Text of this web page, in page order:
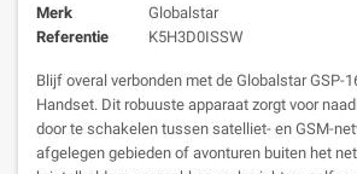
Merk
Globalstar
Referentie
K5H3D0ISSW
Blijf overal verbonden met de Globalstar GSP-
Handset. Dit robuuste apparaat zorgt voor
door te schakelen tussen satelliet- en GSM-
afgelegen gebieden of avonturen buiten het